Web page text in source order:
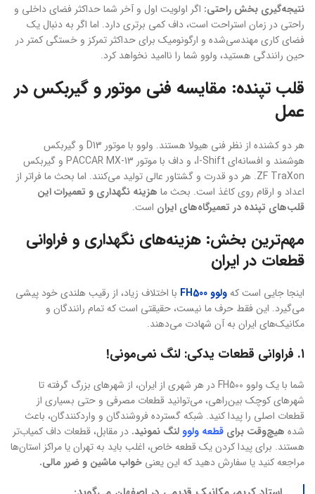
نتیجه‌گیری بخش راحتی: اگر اولویت اول و آخر شما حداکثر فضای داخلی و
راحتی در زمان استراحت است، داف کمی برتری دارد. اما اگر به دنبال یک
فضای کاری مهندسی‌شده و ارگونومیک برای حداکثر تمرکز و خستگی کمتر در
حین رانندگی هستید، ولوو شما را ناامید نخواهد کرد.
قلب تپنده: مقایسه فنی موتور و گیربکس در
عمل
هر دو کشنده از نظر فنی هیولا هستند. ولوو با موتور D13 و گیربکس
هوشمند و افسانه‌ای I-Shift، و داف با موتور PACCAR MX-13 و گیربکس
ZF TraXon. هر دو قدرت و گشتاور عالی تولید می‌کنند. اما بحث ما فراتر از
اعداد و ارقام روی کاغذ است. بحث ما هزینه نگهداری و تعمیرات این
قلب‌های تپنده در تعمیرگاه‌های ایران است.
مهم‌ترین بخش: هزینه‌های نگهداری و فراوانی
قطعات در ایران
اینجا جایی است کهولوو FH500
با اختلاف زیاد، از رقیب هلندی خود پیشی
می‌گیرد. این فقط حرف ما نیست، حقیقتی است که تمام رانندگان و
مکانیک‌های ایران به آن شهادت می‌دهند.
۱. فراوانی قطعات یدکی: لنگ نمی‌مونی!
شما با یک ولوو FH500 در هر شهری از ایران، از شهرهای بزرگ گرفته تا
شهرهای کوچک بین‌راهی، می‌توانید قطعات مصرفی و حتی بسیاری از
قطعات اصلی را پیدا کنید. شبکه گسترده فروشندگان و واردکنندگان، باعث
شده هیچ‌وقت برای قطعه ولوو لنگ نمونید. در مقابل، قطعات داف کمیاب‌تر
هستند. برای پیدا کردن یک قطعه خاص، اغلب باید به تهران یا مراکز استان‌ها
مراجعه کنید یا سفارش دهید که این یعنی خواب ماشین و ضرر مالی.